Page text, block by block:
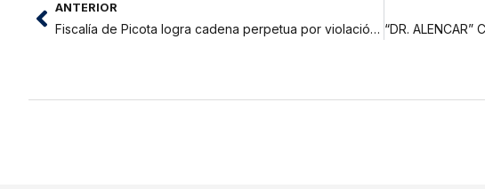
ANTERIOR
Fiscalía de Picota logra cadena perpetua por violación sexual de menor de 12 años